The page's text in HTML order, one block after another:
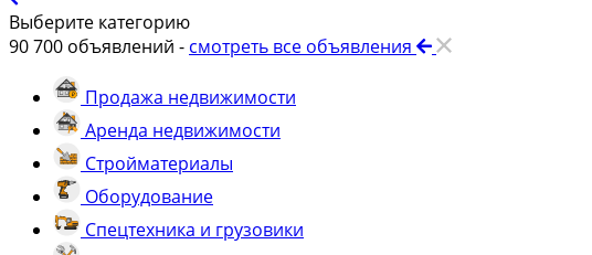
Выберите категорию
90 700 объявлений - смотреть все объявления
Продажа недвижимости
Аренда недвижимости
Стройматериалы
Оборудование
Спецтехника и грузовики